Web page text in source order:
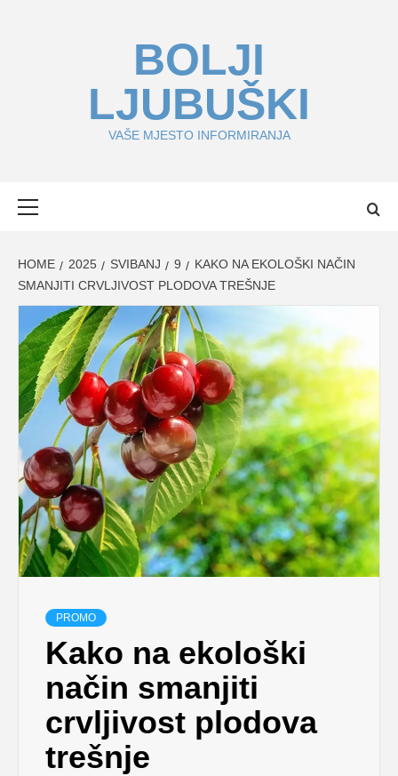
BOLJI
LJUBUŠKI
VAŠE MJESTO INFORMIRANJA
HOME 2025 SVIBANJ 9
KAKO NA EKOLOŠKI NAČIN
SMANJITI CRVLJIVOST PLODOVA TREŠNJE
PROMO
Kako na ekološki
način smanjiti
crvljivost plodova
trešnje